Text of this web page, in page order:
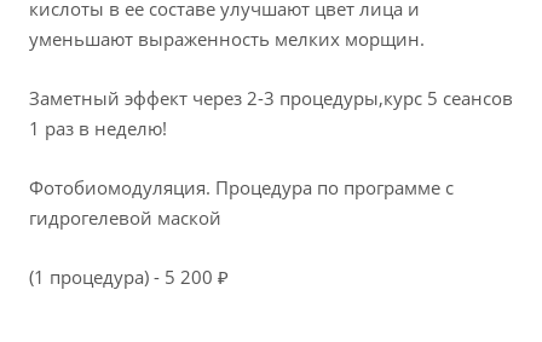
кислоты в ее составе улучшают цвет лица и
уменьшают выраженность мелких морщин.
Заметный эффект через 2-3 процедуры,курс 5 сеансов
1 раз в неделю!
Фотобиомодуляция. Процедура по программе с
гидрогелевой маской
(1 процедура) - 5 200 ₽